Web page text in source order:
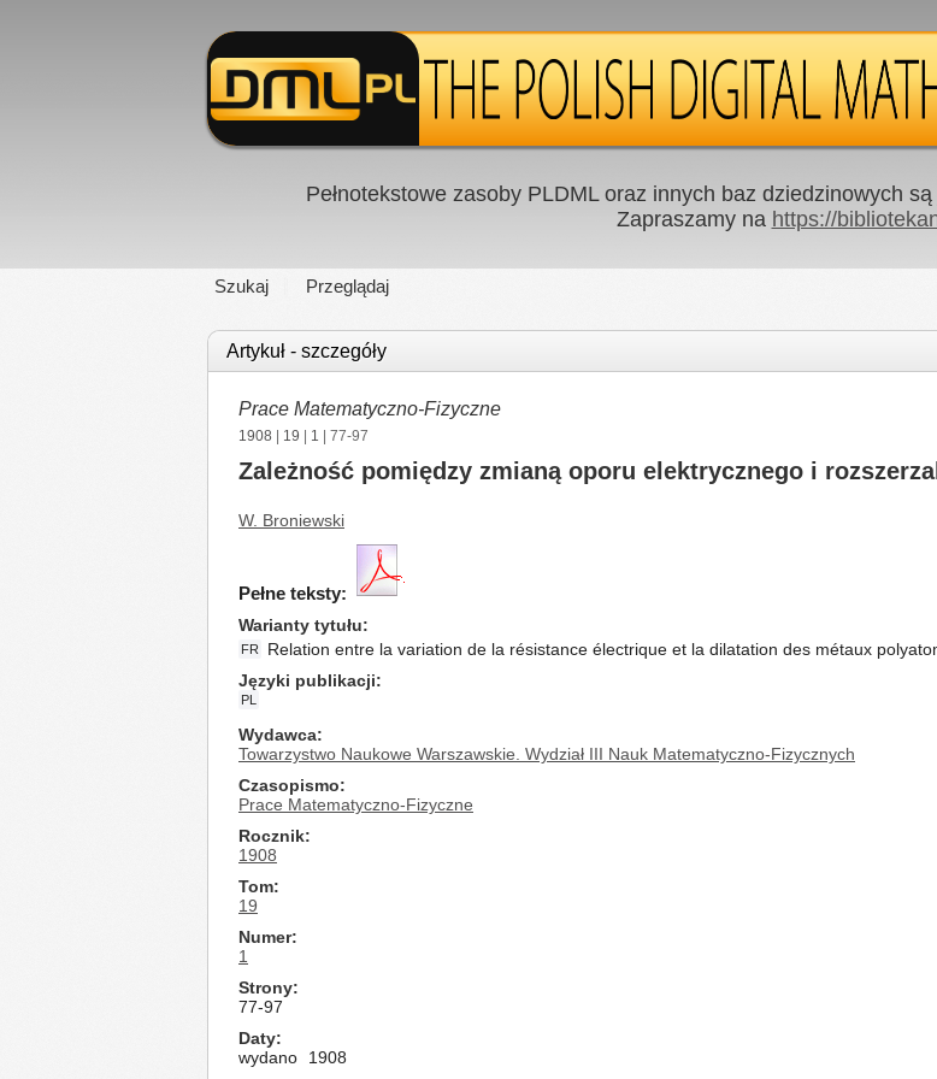
Pełnotekstowe zasoby PLDML oraz innych baz dziedzinowych
Zapraszamy na https://
Szukaj Przeglądaj
Artykuł - szczegóły
Prace Matematyczno-Fizyczne
1908 19 1 | 77-97
Zależność pomiędzy zmianą oporu elektrycznego i
W. Broniewski
Pełne teksty:
Warianty tytułu
FR
Relation entre la variation de la résistance électrique et la dilatation des métaux
Języki publikacji
PL
Wydawca
Towarzystwo Naukowe Warszawskie. Wydział III Nauk Matematyczno-Fizycznych
Czasopismo
Prace Matematyczno-Fizyczne
Rocznik
1908
Tom
19
Numer
1
Strony
77-97
Daty
wydano
1908